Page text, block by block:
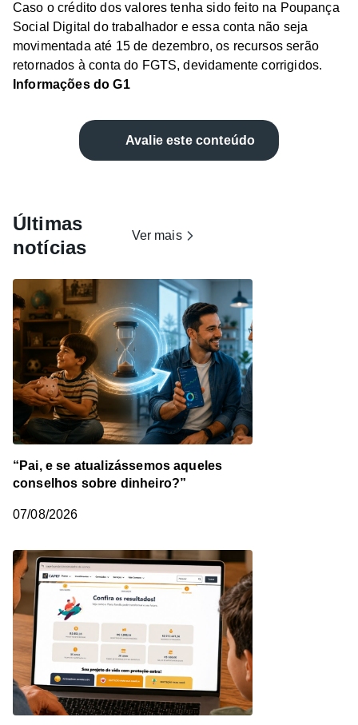
Caso o crédito dos valores tenha sido feito na Poupança
Social Digital do trabalhador e essa conta não seja
movimentada até 15 de dezembro, os recursos serão
retornados à conta do FGTS, devidamente corrigidos.
Informações do G1
Avalie este conteúdo
Últimas
notícias
Ver mais
“Pai, e se atualizássemos aqueles
conselhos sobre dinheiro?”
07/08/2026